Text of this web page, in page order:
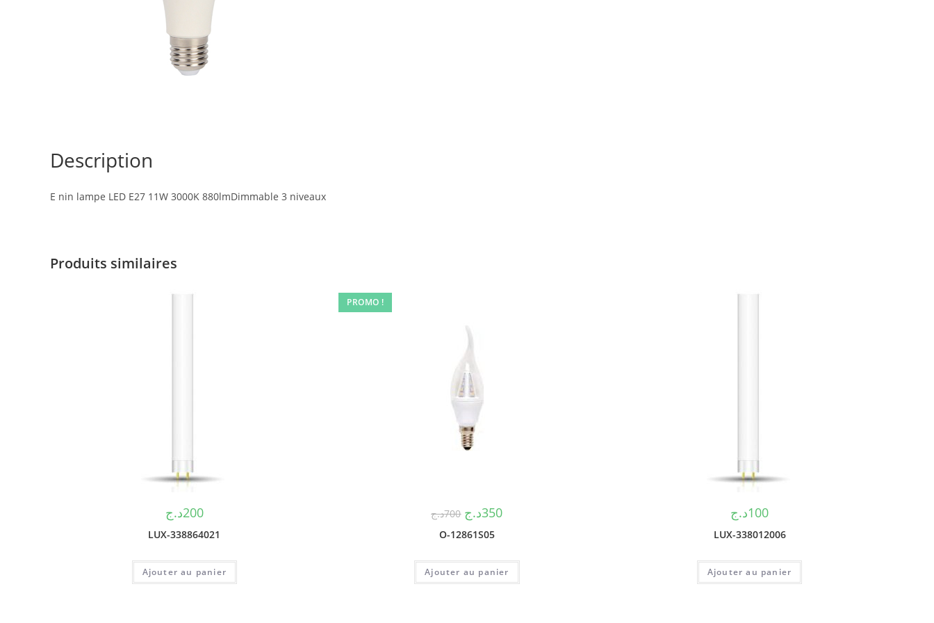
Description
E nin lampe LED E27 11W 3000K 880lmDimmable 3 niveaux
Produits similaires
200د.ج
LUX-338864021
Ajouter au panier
PROMO !
700د.ج 350د.ج
O-12861S05
Ajouter au panier
100د.ج
LUX-338012006
Ajouter au panier